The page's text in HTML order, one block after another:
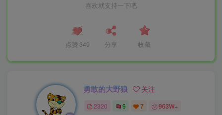
喜欢就支持一下吧
点赞 349 分享 收藏
勇敢的大野狼 关注
2320 9 7 963W+